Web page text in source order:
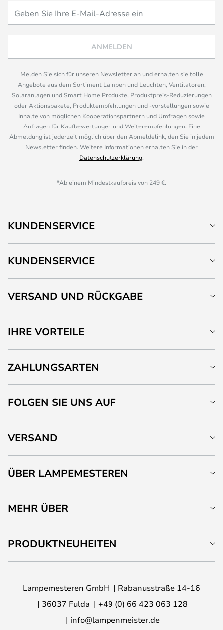
ANMELDEN
Melden Sie sich für unseren Newsletter an und erhalten sie tolle
Angebote aus dem Sortiment Lampen und Leuchten, Ventilatoren,
Solaranlagen und Smart Home Produkte, Produktpreis-Reduzierungen
oder Aktionspakete, Produktempfehlungen und -vorstellungen sowie
Inhalte von möglichen Kooperationspartnern und Umfragen sowie
Anfragen für Kaufbewertungen und Weiterempfehlungen. Eine
Abmeldung ist jederzeit möglich über den Abmeldelink, den Sie in jedem
Newsletter finden. Weitere Informationen erhalten Sie in der
Datenschutzerklärung.
*Ab einem Mindestkaufpreis von 249 €.
KUNDENSERVICE
KUNDENSERVICE
VERSAND UND RÜCKGABE
IHRE VORTEILE
ZAHLUNGSARTEN
FOLGEN SIE UNS AUF
VERSAND
ÜBER LAMPEMESTEREN
MEHR ÜBER
PRODUKTNEUHEITEN
Lampemesteren GmbH
Rabanusstraße 14-16
36037 Fulda
+49 (0) 66 423 063 128
info@lampenmeister.de